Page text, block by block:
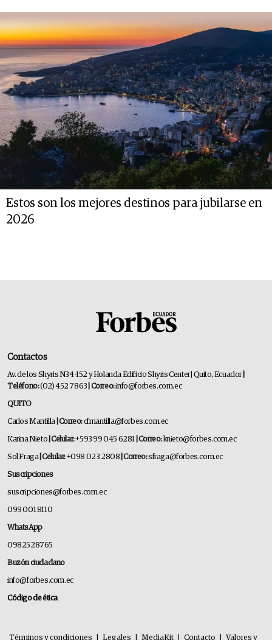
Estos son los mejores destinos para jubilarse en
2026
Contactos
Av. de los Shyris N34-152 y Holanda Edificio Shyris Center | Quito, Ecuador
Teléfono:(02) 452 7863 | Correo:info@forbes.com.ec
QUITO
Carlos Mantilla | Correo:cfmantilla@forbes.com.ec
Karina Nieto | Celular:+593 99 045 6281 | Correo:knieto@forbes.com.ec
Sol Fraga| Celular:+098 023 2808 | Correo:sfraga@forbes.com.ec
Suscripciones
suscripciones@forbes.com.ec
099 001 8110
WhatsApp
0982528765
Buzón ciudadano
info@forbes.com.ec
Código de ética
Términos y condiciones Legales MediaKit Contacto Valores y